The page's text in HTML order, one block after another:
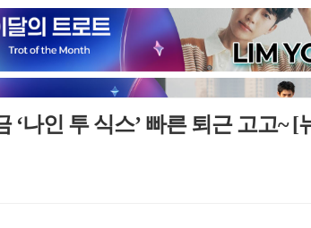
‘나인 투 식스’ 빠른 퇴근 고고~ [